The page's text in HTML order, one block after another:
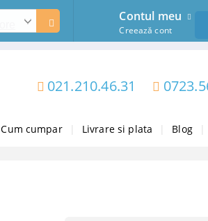
021.210.46.31
Cum cumpar Livrare si plata Blog
Contul meu
Creează cont